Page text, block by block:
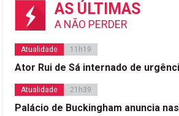
AS ÚLTIMAS
A NÃO PERDER
Atualidade 11h19
Ator Rui de Sá internado de
Atualidade 21h39
Palácio de Buckingham anuncia